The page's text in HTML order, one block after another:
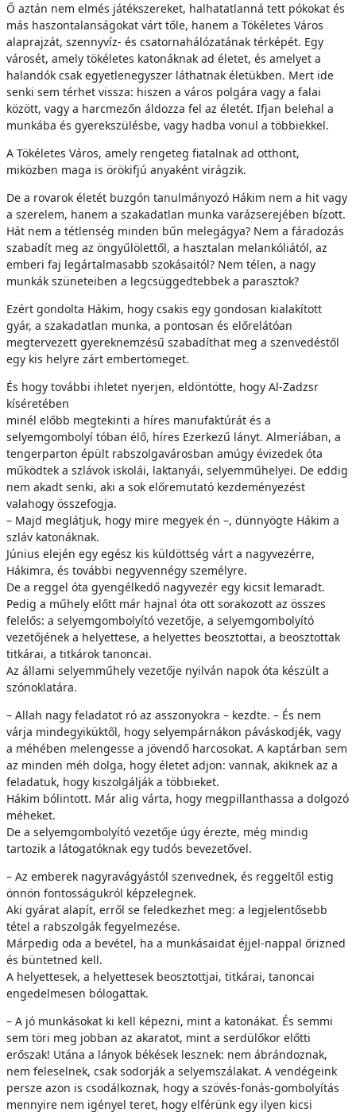
Ő aztán nem elmés játékszereket, halhatatlanná tett pókokat és
más haszontalanságokat várt tőle, hanem a Tökéletes Város
alaprajzát, szennyvíz- és csatornahálózatának térképét. Egy
városét, amely tökéletes katonáknak ad életet, és amelyet a
halandók csak egyetlenegyszer láthatnak életükben. Mert ide
senki sem térhet vissza: hiszen a város polgára vagy a falai
között, vagy a harcmezőn áldozza fel az életét. Ifjan belehal a
munkába és gyerekszülésbe, vagy hadba vonul a többiekkel.
A Tökéletes Város, amely rengeteg fiatalnak ad otthont,
miközben maga is örökifjú anyaként virágzik.
De a rovarok életét buzgón tanulmányozó Hákim nem a hit vagy
a szerelem, hanem a szakadatlan munka varázserejében bízott.
Hát nem a tétlenség minden bűn melegágya? Nem a fáradozás
szabadít meg az öngyűlölettől, a hasztalan melankóliától, az
emberi faj legártalmasabb szokásaitól? Nem télen, a nagy
munkák szüneteiben a legcsüggedtebbek a parasztok?
Ezért gondolta Hákim, hogy csakis egy gondosan kialakított
gyár, a szakadatlan munka, a pontosan és előrelátóan
megtervezett gyereknemzésű szabadíthat meg a szenvedéstől
egy kis helyre zárt embertömeget.
És hogy további ihletet nyerjen, eldöntötte, hogy Al-Zadzsr
kíséretében
minél előbb megtekinti a híres manufaktúrát és a
selyemgombolyí tóban élő, híres Ezerkezű lányt. Almeríában, a
tengerparton épült rabszolgavárosban amúgy évizedek óta
működtek a szlávok iskolái, laktanyái, selyemműhelyei. De eddig
nem akadt senki, aki a sok előremutató kezdeményezést
valahogy összefogja.
– Majd meglátjuk, hogy mire megyek én –, dünnyögte Hákim a
szláv katonáknak.
Június elején egy egész kis küldöttség várt a nagyvezérre,
Hákimra, és további negyvennégy személyre.
De a reggel óta gyengélkedő nagyvezér egy kicsit lemaradt.
Pedig a műhely előtt már hajnal óta ott sorakozott az összes
felelős: a selyemgombolyító vezetője, a selyemgombolyító
vezetőjének a helyettese, a helyettes beosztottai, a beosztottak
titkárai, a titkárok tanoncai.
Az állami selyemműhely vezetője nyilván napok óta készült a
szónoklatára.
– Allah nagy feladatot ró az asszonyokra – kezdte. – És nem
várja mindegyiküktől, hogy selyempárnákon páváskodjék, vagy
a méhében melengesse a jövendő harcosokat. A kaptárban sem
az minden méh dolga, hogy életet adjon: vannak, akiknek az a
feladatuk, hogy kiszolgálják a többieket.
Hákim bólintott. Már alig várta, hogy megpillanthassa a dolgozó
méheket.
De a selyemgombolyító vezetője úgy érezte, még mindig
tartozik a látogatóknak egy tudós bevezetővel.
– Az emberek nagyravágyástól szenvednek, és reggeltől estig
önnön fontosságukról képzelegnek.
Aki gyárat alapít, erről se feledkezhet meg: a legjelentősebb
tétel a rabszolgák fegyelmezése.
Márpedig oda a bevétel, ha a munkásaidat éjjel-nappal őrizned
és büntetned kell.
A helyettesek, a helyettesek beosztottjai, titkárai, tanoncai
engedelmesen bólogattak.
– A jó munkásokat ki kell képezni, mint a katonákat. És semmi
sem töri meg jobban az akaratot, mint a serdülőkor előtti
erőszak! Utána a lányok békések lesznek: nem ábrándoznak,
nem feleselnek, csak sodorják a selyemszálakat. A vendégeink
persze azon is csodálkoznak, hogy a szövés-fonás-gombolyítás
mennyire nem igényel teret, hogy elférünk egy ilyen kicsi